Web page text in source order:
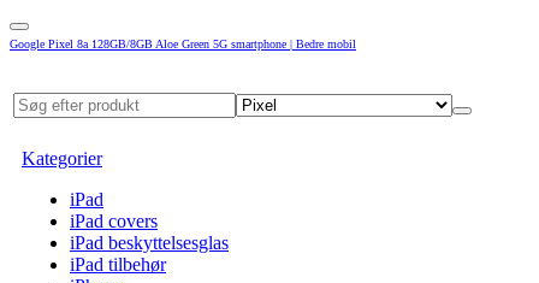
Google Pixel 8a 128GB/8GB Aloe Green 5G smartphone | Bedre mobil
Kategorier
iPad
iPad covers
iPad beskyttelsesglas
iPad tilbehør